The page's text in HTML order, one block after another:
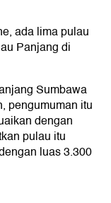
ada lima pulau
Panjang di
Sumbawa
pengumuman itu
dengan
pulau itu
luas 3.300